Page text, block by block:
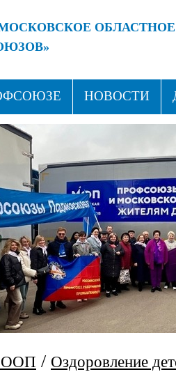
НОВОСТИ
ЗДРАВНИЦЫ
/ Оздоровление